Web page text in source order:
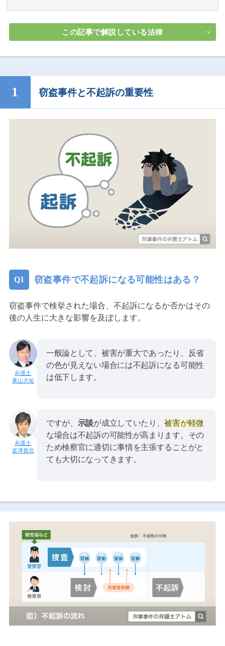
この記事で解説している法律
窃盗事件と不起訴の重要性
窃盗事件で不起訴になる可能性はある？
窃盗事件で検挙された場合、不起訴になるか否かはその
後の人生に大きな影響を及ぼします。
東山大祐
一般論として、被害が重大であったり、反省
の色が見えない場合には不起訴になる可能性
は低下します。
富澤貴浩
ですが、 示談が成立していたり、被害が軽微
な場合は不起訴の可能性が高まります。その
ため検察官に適切に事情を主張することがと
ても大切になってきます。